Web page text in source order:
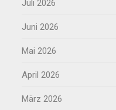
Juli 2026
Juni 2026
Mai 2026
April 2026
März 2026